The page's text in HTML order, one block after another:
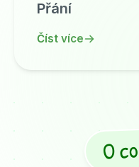
Přání
Číst více
O